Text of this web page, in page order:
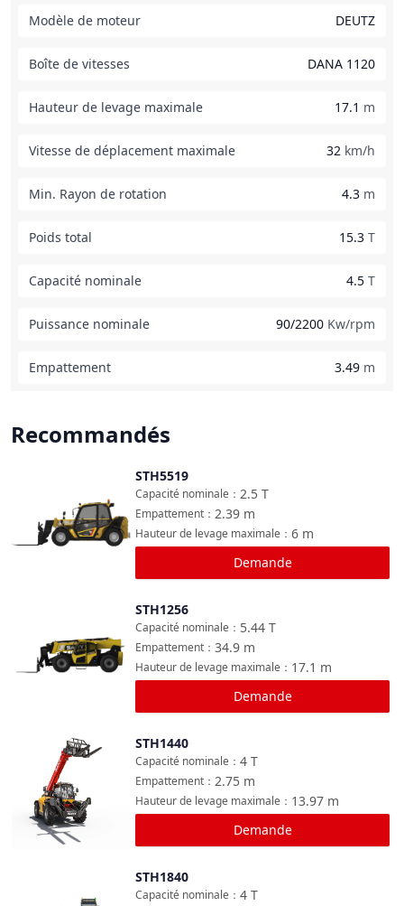
Modèle de moteur DEUTZ
Boîte de vitesses DANA 1120
Hauteur de levage maximale 17.1 m
Vitesse de déplacement maximale 32 km/h
Min. Rayon de rotation 4.3 m
Poids total 15.3 T
Capacité nominale 4.5 T
Puissance nominale 90/2200 Kw/rpm
Empattement 3.49 m
Recommandés
STH5519
2.5 T
Capacité nominale ：
2.39 m
Empattement ：
6 m
Hauteur de levage maximale ：
Demande
STH1256
5.44 T
Capacité nominale ：
34.9 m
Empattement ：
17.1 m
Hauteur de levage maximale ：
Demande
Comparer
STH1440
4 T
Capacité nominale ：
2.75 m
Empattement ：
13.97 m
Hauteur de levage maximale ：
Demande
STH1840
4 T
Capacité nominale ：